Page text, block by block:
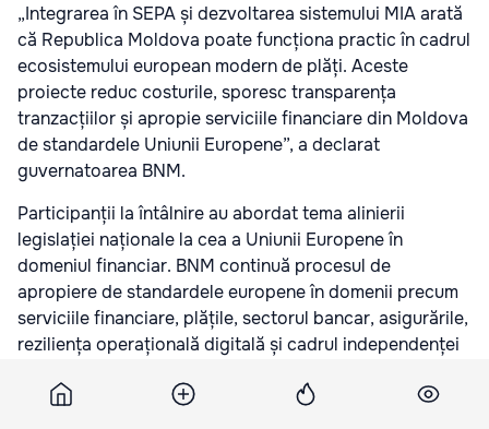
„Integrarea în SEPA și dezvoltarea sistemului MIA arată
că Republica Moldova poate funcționa practic în cadrul
ecosistemului european modern de plăți. Aceste
proiecte reduc costurile, sporesc transparența
tranzacțiilor și apropie serviciile financiare din Moldova
de standardele Uniunii Europene”, a declarat
guvernatoarea BNM.
Participanții la întâlnire au abordat tema alinierii
legislației naționale la cea a Uniunii Europene în
domeniul financiar. BNM continuă procesul de
apropiere de standardele europene în domenii precum
serviciile financiare, plățile, sectorul bancar, asigurările,
reziliența operațională digitală și cadrul independenței
În cadrul dialogului a fost discutată cooperarea dintre